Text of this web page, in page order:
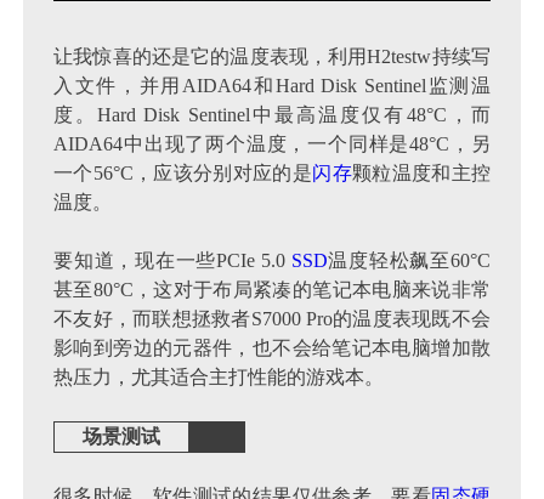
让我惊喜的还是它的温度表现，利用H2testw持续写
入文件，并用AIDA64和Hard Disk Sentinel监测温
度。Hard Disk Sentinel中最高温度仅有48°C，而
AIDA64中出现了两个温度，一个同样是48°C，另
一个56°C，应该分别对应的是闪存颗粒温度和主控
温度。
要知道，现在一些PCIe 5.0 SSD温度轻松飙至60°C
甚至80°C，这对于布局紧凑的笔记本电脑来说非常
不友好，而联想拯救者S7000 Pro的温度表现既不会
影响到旁边的元器件，也不会给笔记本电脑增加散
热压力，尤其适合主打性能的游戏本。
场景测试